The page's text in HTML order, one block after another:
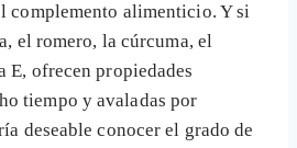
complemento alimenticio. Y si
el romero, la cúrcuma, el
E, ofrecen propiedades
tiempo y avaladas por
deseable conocer el grado de